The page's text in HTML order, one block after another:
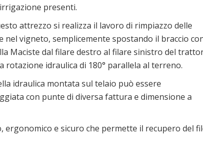
presenti.
attrezzo si realizza il lavoro di rimpiazzo delle
nel vigneto, semplicemente spostando il braccio
Maciste dal filare destro al filare sinistro del
rotazione idraulica di 180° parallela al terreno.
idraulica montata sul telaio può essere
con punte di diversa fattura e dimensione a
e sicuro che permette il recupero del